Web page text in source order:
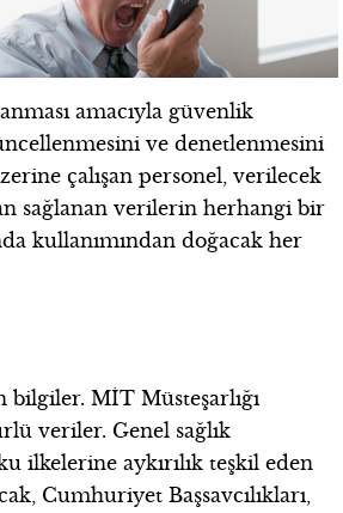
amacıyla güvenlik
ve denetlenmesini
çalışan personel, verilecek
sağlanan verilerin herhangi bir
kullanımından doğacak her
bilgiler. MİT Müsteşarlığı
veriler. Genel sağlık
ilkelerine aykırılık teşkil eden
Cumhuriyet Başsavcılıkları,